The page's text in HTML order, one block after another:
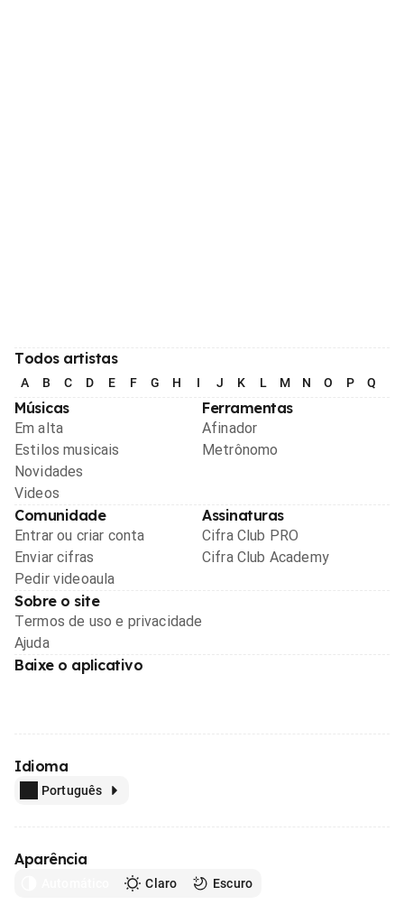
Todos artistas
A B C D E F G H I J K L M N O P Q
Músicas
Em alta
Estilos musicais
Novidades
Videos
Ferramentas
Afinador
Metrônomo
Comunidade
Entrar ou criar conta
Enviar cifras
Pedir videoaula
Assinaturas
Cifra Club PRO
Cifra Club Academy
Sobre o site
Termos de uso e privacidade
Ajuda
Baixe o aplicativo
Idioma
Português
Aparência
Claro Escuro